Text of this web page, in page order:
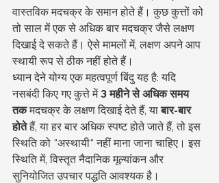
वास्तविक मदचक्र के समान होते हैं। कुछ कुत्तों को
तो साल में एक से अधिक बार मदचक्र जैसे लक्षण
दिखाई दे सकते हैं। ऐसे मामलों में, लक्षण अपने आप
स्थायी रूप से ठीक नहीं होते हैं।
ध्यान देने योग्य एक महत्वपूर्ण बिंदु यह है: यदि
नसबंदी किए गए कुत्ते में 3 महीने से अधिक समय
तक मदचक्र के लक्षण दिखाई देते हैं, या बार-बार
होते हैं, या हर बार अधिक स्पष्ट होते जाते हैं, तो इस
स्थिति को "अस्थायी" नहीं माना जाना चाहिए। इस
स्थिति में, विस्तृत नैदानिक मूल्यांकन और
सुनियोजित उपचार पद्धति आवश्यक है।